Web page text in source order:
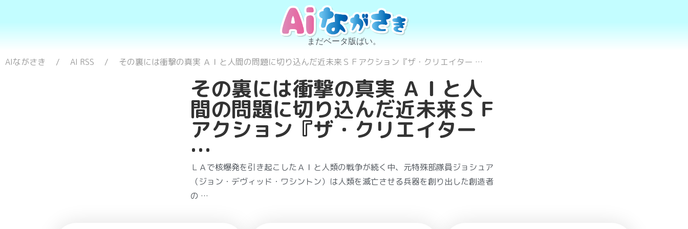
まだベータ版ばい。
AIながさき AI RSS その裏には衝撃の真実 ＡＩと人間の問題に切り込んだ近未来ＳＦアクション『ザ・クリエイター …
その裏には衝撃の真実 ＡＩと人
間の問題に切り込んだ近未来ＳＦ
アクション『ザ・クリエイター
…
ＬＡで核爆発を引き起こしたＡＩと人類の戦争が続く中、元特殊部隊員ジョシュア
（ジョン・デヴィッド・ワシントン）は人類を滅亡させる兵器を創り出した創造者
の …